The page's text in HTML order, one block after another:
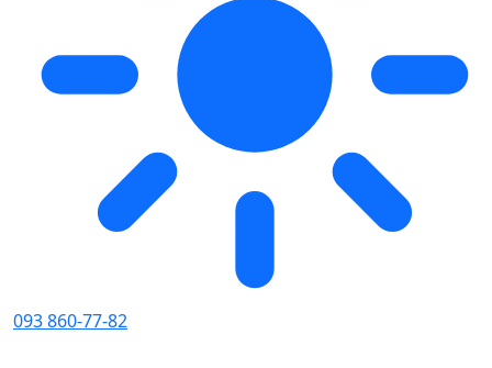
093 860-77-82